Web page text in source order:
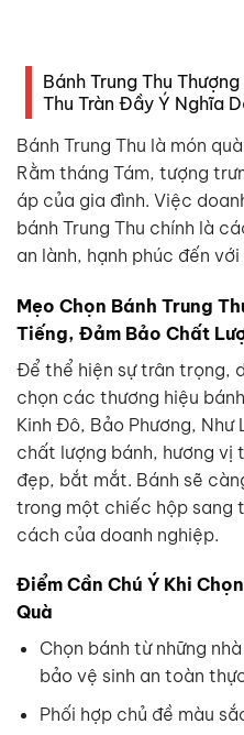
Bánh Trung Thu
Thu Tràn Đầy Ý Nghĩa
Bánh Trung Thu là món
Rằm tháng Tám, tượng
áp của gia đình. Việc
bánh Trung Thu chính là
an lành, hạnh phúc đến
Mẹo Chọn Bánh Trung
Tiếng, Đảm Bảo Chất
Để thể hiện sự trân trọng,
chọn các thương hiệu
Kinh Đô, Bảo Phương,
chất lượng bánh, hương vị
đẹp, bắt mắt. Bánh sẽ
trong một chiếc hộp sang
cách của doanh nghiệp.
Điểm Cần Chú Ý Khi
Quà
Chọn bánh từ những
bảo vệ sinh an toàn
Phối hợp chủ đề màu